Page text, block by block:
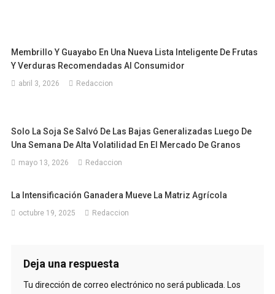
Membrillo Y Guayabo En Una Nueva Lista Inteligente De Frutas
Y Verduras Recomendadas Al Consumidor
abril 3, 2026 Redaccion
Solo La Soja Se Salvó De Las Bajas Generalizadas Luego De
Una Semana De Alta Volatilidad En El Mercado De Granos
mayo 13, 2026 Redaccion
La Intensificación Ganadera Mueve La Matriz Agrícola
octubre 19, 2025 Redaccion
Deja una respuesta
Tu dirección de correo electrónico no será publicada. Los